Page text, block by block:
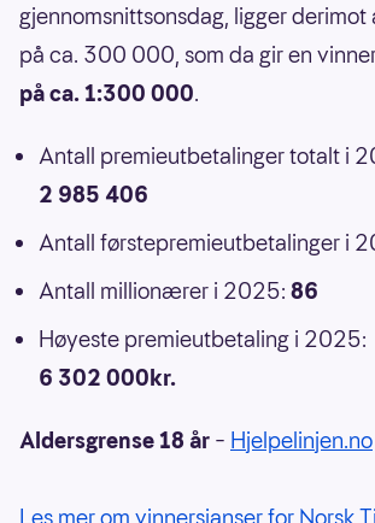
gjennomsnittsonsdag, ligger
på ca. 300 000, som da gir en
på ca. 1:300 000.
Antall premieutbetalinger totalt i
2 985 406
Antall førstepremieutbetalinger i
Antall millionærer i 2025: 86
Høyeste premieutbetaling i 2025:
6 302 000kr.
Aldersgrense 18 år – Hjelpelinjen.no